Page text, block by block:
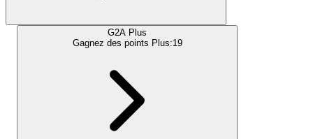
G2A Plus
Gagnez des points Plus:19